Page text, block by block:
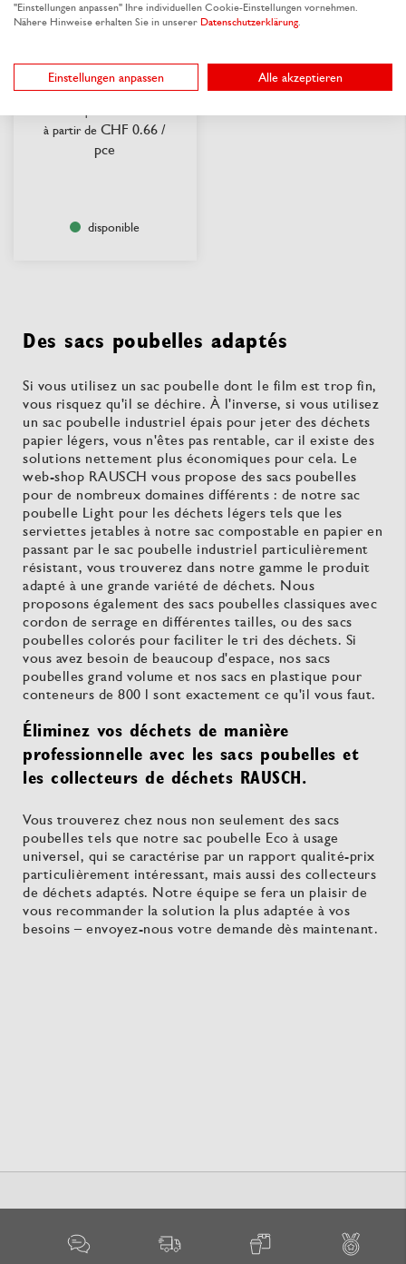
à partir de CHF 0.66 /
pce
disponible
Des sacs poubelles adaptés
Si vous utilisez un sac poubelle dont le film est trop fin,
vous risquez qu'il se déchire. À l'inverse, si vous utilisez
un sac poubelle industriel épais pour jeter des déchets
papier légers, vous n'êtes pas rentable, car il existe des
solutions nettement plus économiques pour cela. Le
web-shop RAUSCH vous propose des sacs poubelles
pour de nombreux domaines différents : de notre sac
poubelle Light pour les déchets légers tels que les
serviettes jetables à notre sac compostable en papier en
passant par le sac poubelle industriel particulièrement
résistant, vous trouverez dans notre gamme le produit
adapté à une grande variété de déchets. Nous
proposons également des sacs poubelles classiques avec
cordon de serrage en différentes tailles, ou des sacs
poubelles colorés pour faciliter le tri des déchets. Si
vous avez besoin de beaucoup d'espace, nos sacs
poubelles grand volume et nos sacs en plastique pour
conteneurs de 800 l sont exactement ce qu'il vous faut.
Éliminez vos déchets de manière
professionnelle avec les sacs poubelles et
les collecteurs de déchets RAUSCH.
Vous trouverez chez nous non seulement des sacs
poubelles tels que notre sac poubelle Eco à usage
universel, qui se caractérise par un rapport qualité-prix
particulièrement intéressant, mais aussi des collecteurs
de déchets adaptés. Notre équipe se fera un plaisir de
vous recommander la solution la plus adaptée à vos
besoins – envoyez-nous votre demande dès maintenant.
"Einstellungen anpassen" Ihre individuellen Cookie-Einstellungen vornehmen.
Nähere Hinweise erhalten Sie in unserer Datenschutzerklärung.
Einstellungen anpassen Alle akzeptieren